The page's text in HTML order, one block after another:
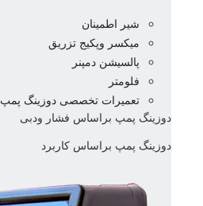
شیر اطمینان
میکسر وپکیج تزریق
پالسیشن دمپنر
فلومتر
تعمیرات تخصصی دوزینگ پمپ
دوزینگ پمپ براساس فشار ودبی
دوزینگ پمپ براساس کاربرد